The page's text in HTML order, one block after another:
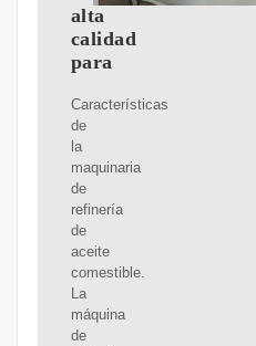
alta
calidad
para
Características
de
la
maquinaria
de
refinería
de
aceite
comestible.
La
máquina
de